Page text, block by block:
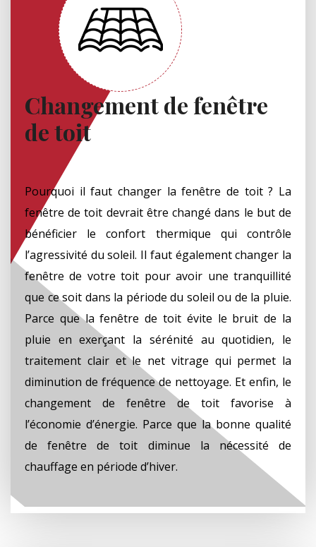
Changement de fenêtre
de toit
Pourquoi il faut changer la fenêtre de toit ? La
fenêtre de toit devrait être changé dans le but de
bénéficier le confort thermique qui contrôle
l’agressivité du soleil. Il faut également changer la
fenêtre de votre toit pour avoir une tranquillité
que ce soit dans la période du soleil ou de la pluie.
Parce que la fenêtre de toit évite le bruit de la
pluie en exerçant la sérénité au quotidien, le
traitement clair et le net vitrage qui permet la
diminution de fréquence de nettoyage. Et enfin, le
changement de fenêtre de toit favorise à
l’économie d’énergie. Parce que la bonne qualité
de fenêtre de toit diminue la nécessité de
chauffage en période d’hiver.